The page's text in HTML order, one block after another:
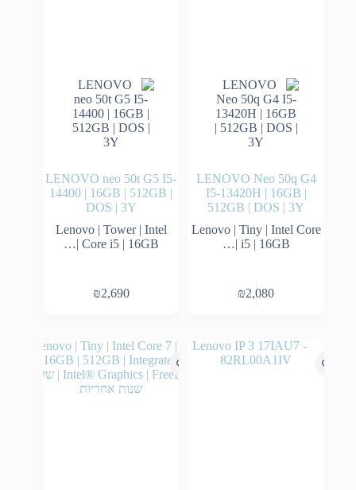
LENOVO Neo 50q G4
I5-13420H | 16GB |
512GB | DOS | 3Y
Lenovo | Tiny | Intel Core
i5 | 16GB |…
₪2,080
LENOVO neo 50t G5 I5-
14400 | 16GB | 512GB |
DOS | 3Y
Lenovo | Tower | Intel
Core i5 | 16GB |…
₪2,690